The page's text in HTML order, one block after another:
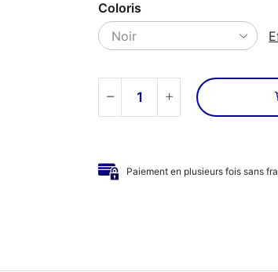
Coloris
quantité
de
Platine
Paiement en plusieurs fois sans